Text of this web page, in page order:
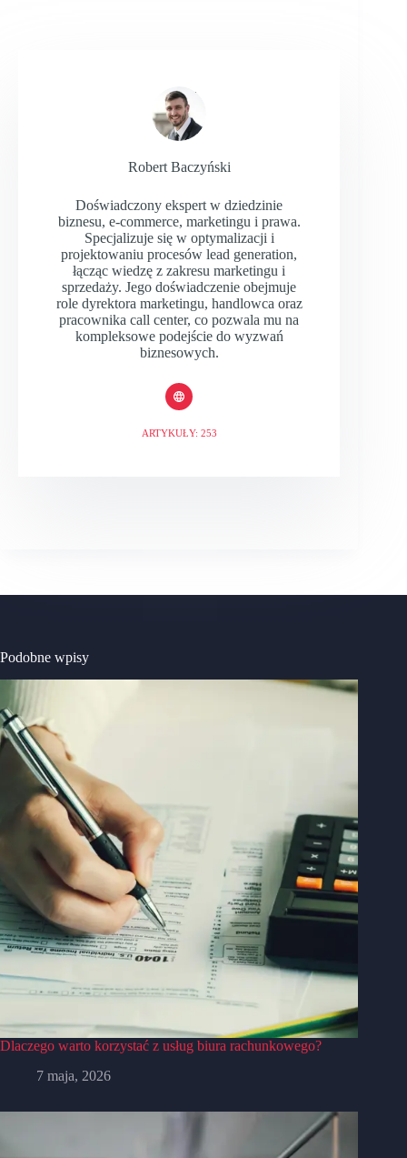
Robert Baczyński
Doświadczony ekspert w dziedzinie
biznesu, e-commerce, marketingu i prawa.
Specjalizuje się w optymalizacji i
projektowaniu procesów lead generation,
łącząc wiedzę z zakresu marketingu i
sprzedaży. Jego doświadczenie obejmuje
role dyrektora marketingu, handlowca oraz
pracownika call center, co pozwala mu na
kompleksowe podejście do wyzwań
biznesowych.
ARTYKUŁY: 253
Podobne wpisy
Dlaczego warto korzystać z usług biura rachunkowego?
7 maja, 2026